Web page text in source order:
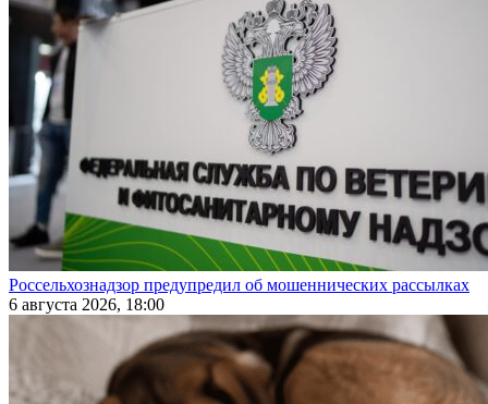
Россельхознадзор предупредил об мошеннических рассылках
6 августа 2026, 18:00